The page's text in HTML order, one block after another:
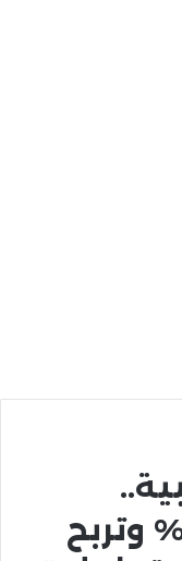
تقفز 0.96% وتربح